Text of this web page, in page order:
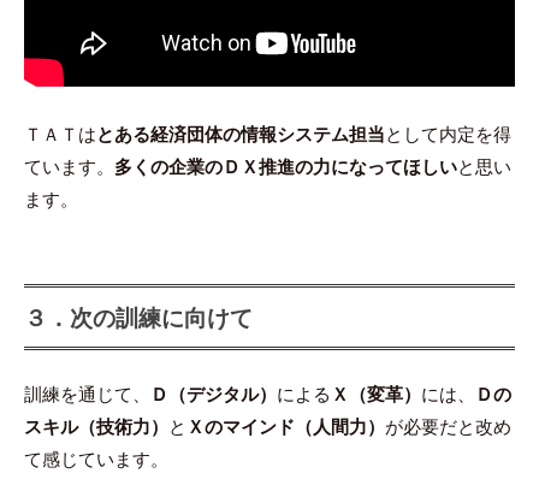
ＴＡＴはとある経済団体の情報システム担当として内定を得
ています。 多くの企業のＤＸ推進の力になってほしいと思い
ます。
３．次の訓練に向けて
訓練を通じて、 Ｄ（デジタル） による Ｘ（変革） には、
Ｄの
スキル（技術力）
と Ｘのマインド（人間力） が必要だと改め
て感じています。